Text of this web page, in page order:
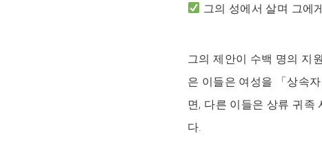
그의 성에서 살며 그에
그의 제안이 수백 명의 지
은 이들은 여성을 「상속
면, 다른 이들은 상류 귀족
다.